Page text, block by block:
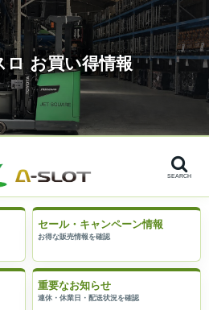
SEARCH
セール・キャンペーン情報
重要なお知らせ